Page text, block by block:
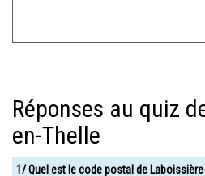
Réponses au quiz
en-Thelle
1/ Quel est le code postal de